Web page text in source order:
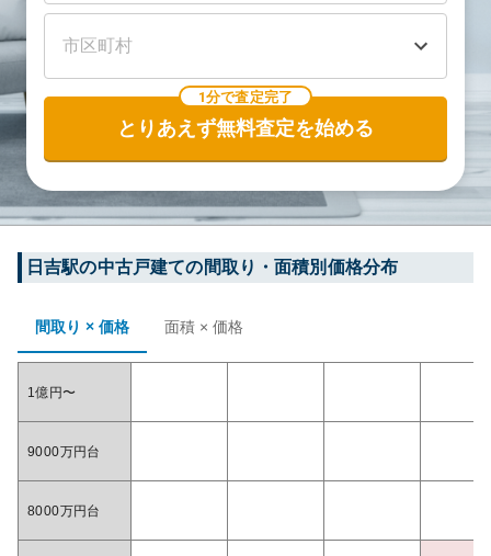
1分で査定完了
とりあえず無料査定を始める
日吉駅の中古戸建ての間取り・面積別価格分布
間取り × 価格 面積 × 価格
1億円〜
9000万円台
8000万円台